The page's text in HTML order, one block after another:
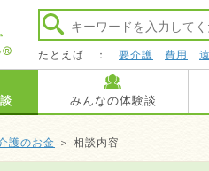
たとえば ： 要介護 費用
みんなの体験談
護のお金 ＞ 相談内容